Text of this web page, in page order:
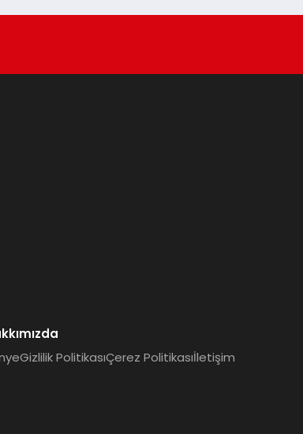
Gizlilik PolitikasıÇerez Politikasıİletişim